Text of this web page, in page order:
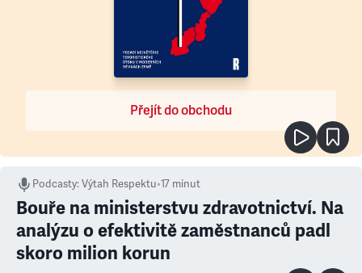
Přejít do obchodu
Podcasty:Výtah Respektu•17 minut
Bouře na ministerstvu zdravotnictví. Na
analýzu o efektivitě zaměstnanců padl
skoro milion korun